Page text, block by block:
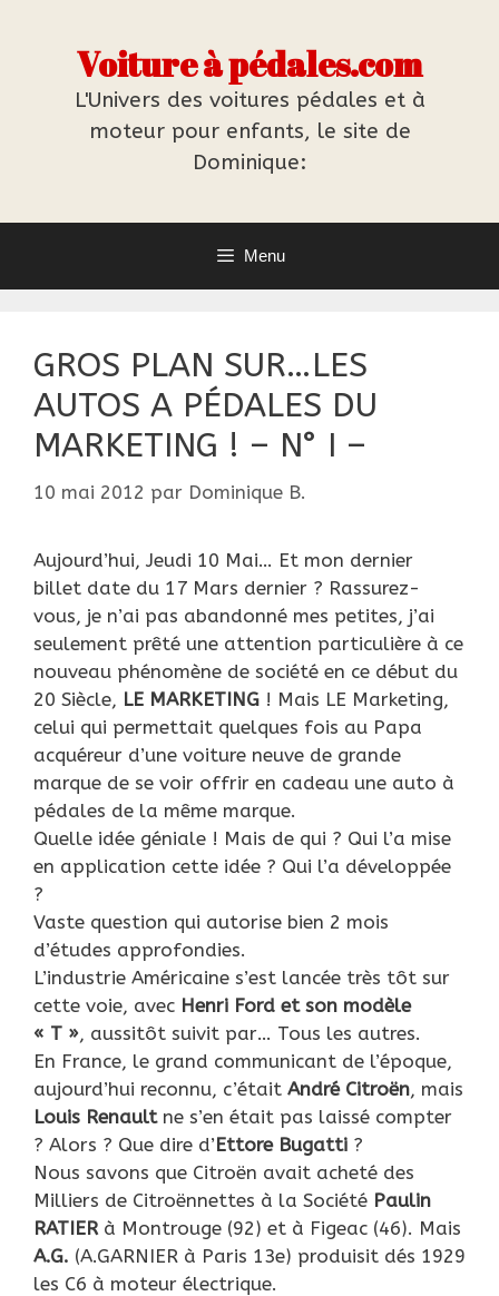
Voiture à pédales.com
L'Univers des voitures pédales et à
moteur pour enfants, le site de
Dominique:
Menu
GROS PLAN SUR…LES
AUTOS A PÉDALES DU
MARKETING ! – N° I –
10 mai 2012 par Dominique B.
Aujourd’hui, Jeudi 10 Mai… Et mon dernier
billet date du 17 Mars dernier ? Rassurez-
vous, je n’ai pas abandonné mes petites, j’ai
seulement prêté une attention particulière à ce
nouveau phénomène de société en ce début du
20 Siècle, LE MARKETING ! Mais LE Marketing,
celui qui permettait quelques fois au Papa
acquéreur d’une voiture neuve de grande
marque de se voir offrir en cadeau une auto à
pédales de la même marque.
Quelle idée géniale ! Mais de qui ? Qui l’a mise
en application cette idée ? Qui l’a développée
?
Vaste question qui autorise bien 2 mois
d’études approfondies.
L’industrie Américaine s’est lancée très tôt sur
cette voie, avec Henri Ford et son modèle
« T », aussitôt suivit par… Tous les autres.
En France, le grand communicant de l’époque,
aujourd’hui reconnu, c’était André Citroën, mais
Louis Renaultne s’en était pas laissé compter
? Alors ? Que dire d’Ettore Bugatti ?
Nous savons que Citroën avait acheté des
Milliers de Citroënnettes à la Société Paulin
RATIER à Montrouge (92) et à Figeac (46). Mais
A.G. (A.GARNIER à Paris 13e) produisit dés 1929
les C6 à moteur électrique.